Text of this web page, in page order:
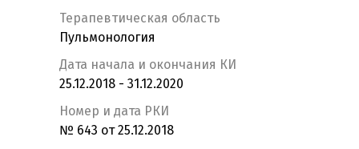
Терапевтическая область
Пульмонология
Дата начала и окончания КИ
25.12.2018 - 31.12.2020
Номер и дата РКИ
№ 643 от 25.12.2018